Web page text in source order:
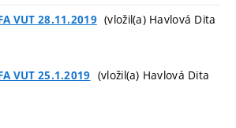
VUT 28.11.2019 (vložil(a) Havlová Dita
VUT 25.1.2019 (vložil(a) Havlová Dita